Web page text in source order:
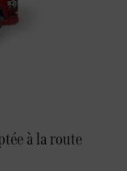
à la route